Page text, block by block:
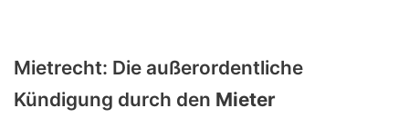
Mietrecht: Die außerordentliche
Kündigung durch den Mieter